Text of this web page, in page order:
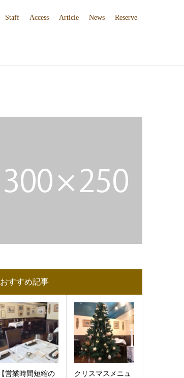
Staff Access Article News Reserve
おすすめ記事
【営業時間短縮の
クリスマスメニュ